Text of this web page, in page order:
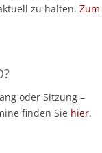
zu halten. Zum
oder Sitzung –
finden Sie hier.